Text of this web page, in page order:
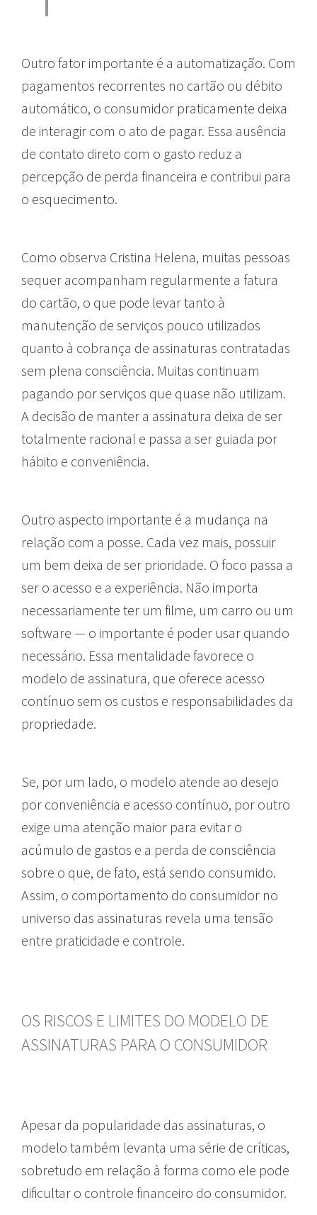
Outro fator importante é a automatização. Com
pagamentos recorrentes no cartão ou débito
automático, o consumidor praticamente deixa
de interagir com o ato de pagar. Essa ausência
de contato direto com o gasto reduz a
percepção de perda financeira e contribui para
o esquecimento.
Como observa Cristina Helena, muitas pessoas
sequer acompanham regularmente a fatura
do cartão, o que pode levar tanto à
manutenção de serviços pouco utilizados
quanto à cobrança de assinaturas contratadas
sem plena consciência. Muitas continuam
pagando por serviços que quase não utilizam.
A decisão de manter a assinatura deixa de ser
totalmente racional e passa a ser guiada por
hábito e conveniência.
Outro aspecto importante é a mudança na
relação com a posse. Cada vez mais, possuir
um bem deixa de ser prioridade. O foco passa a
ser o acesso e a experiência. Não importa
necessariamente ter um filme, um carro ou um
software — o importante é poder usar quando
necessário. Essa mentalidade favorece o
modelo de assinatura, que oferece acesso
contínuo sem os custos e responsabilidades da
propriedade.
Se, por um lado, o modelo atende ao desejo
por conveniência e acesso contínuo, por outro
exige uma atenção maior para evitar o
acúmulo de gastos e a perda de consciência
sobre o que, de fato, está sendo consumido.
Assim, o comportamento do consumidor no
universo das assinaturas revela uma tensão
entre praticidade e controle.
OS RISCOS E LIMITES DO MODELO DE
ASSINATURAS PARA O CONSUMIDOR
Apesar da popularidade das assinaturas, o
modelo também levanta uma série de críticas,
sobretudo em relação à forma como ele pode
dificultar o controle financeiro do consumidor.